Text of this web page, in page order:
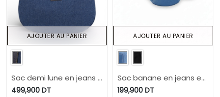
Sac demi lune en jeans -
HLEL
499,900DT
AJOUTER AU PANIER
Sac banane en jeans et
cuir
199,900 DT
AJOUTER AU PANIER